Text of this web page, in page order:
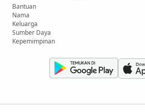
Bantuan
Nama
Keluarga
Sumber Daya
Kepemimpinan